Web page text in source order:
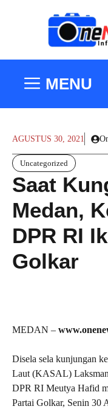
MENU
AGUSTUS 30, 2021
Uncategorized
Saat
Medan,
DPR RI
Golkar
MEDAN –
Disela sela kunjungan
Laut (KASAL)
DPR RI Meutya Hafid
Partai Golkar, Senin 30